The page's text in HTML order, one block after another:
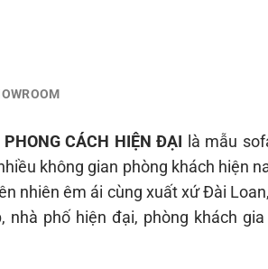
CÁCH HIỆN ĐẠI là mẫu
không gian phòng khách hiện
nhiên êm ái cùng xuất xứ Đài
nhà phố hiện đại, phòng khách